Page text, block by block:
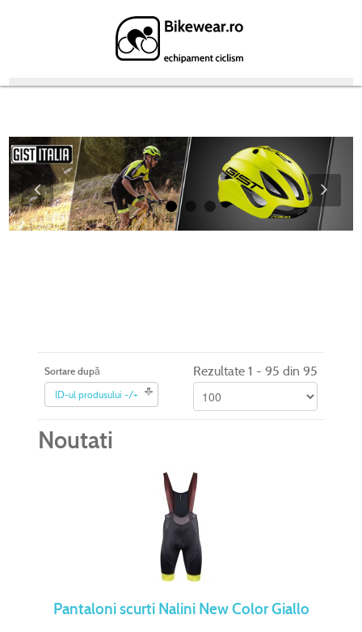
Sortare după
ID-ul produsului -/+
Rezultate 1 - 95 din 95
Noutati
Pantaloni scurti Nalini New Color Giallo